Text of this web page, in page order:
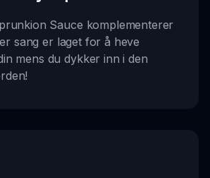
Sauce komplementerer
sang er laget for å heve
mens du dykker inn i den